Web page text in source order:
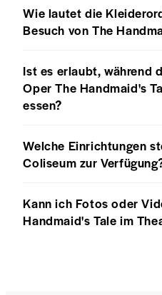
Wie lautet die
Besuch von The
Ist es erlaubt, während
Oper The Handmaid's
essen?
Welche Einrichtungen
Coliseum zur
Kann ich Fotos oder
Handmaid's Tale im